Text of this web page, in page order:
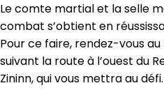
Le comte martial et la selle
combat s’obtient en
Pour ce faire, rendez-vous au
suivant la route à l’ouest du
Zininn, qui vous mettra au défi.